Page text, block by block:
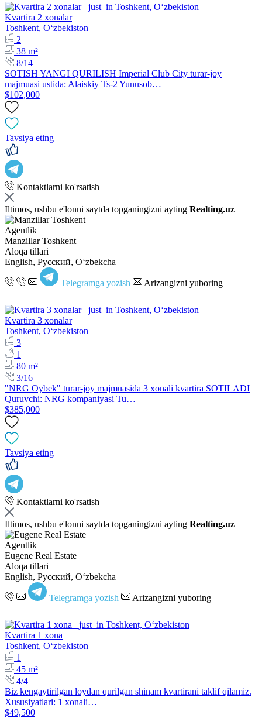
Kvartira 2 xonalar
Toshkent, Oʻzbekiston
2
38 m²
8/14
SOTISH YANGI QURILISH Imperial Club City turar-joy
majmuasi ustida: Alaiskiy Ts-2 Yunusob…
$102,000
Tavsiya eting
Kontaktlarni ko'rsatish
Iltimos, ushbu e'lonni saytda topganingizni ayting Realting.uz
Agentlik
Manzillar Toshkent
Aloqa tillari
English, Русский, Oʻzbekcha
Telegramga yozish Arizangizni yuboring
Kvartira 3 xonalar
Toshkent, Oʻzbekiston
3
1
80 m²
3/16
"NRG Oybek" turar-joy majmuasida 3 xonali kvartira SOTILADI
Quruvchi: NRG kompaniyasi Tu…
$385,000
Tavsiya eting
Kontaktlarni ko'rsatish
Iltimos, ushbu e'lonni saytda topganingizni ayting Realting.uz
Agentlik
Eugene Real Estate
Aloqa tillari
English, Русский, Oʻzbekcha
Telegramga yozish Arizangizni yuboring
Kvartira 1 xona
Toshkent, Oʻzbekiston
1
45 m²
4/4
Biz kengaytirilgan loydan qurilgan shinam kvartirani taklif qilamiz.
Xususiyatlari: 1 xonali…
$49,500